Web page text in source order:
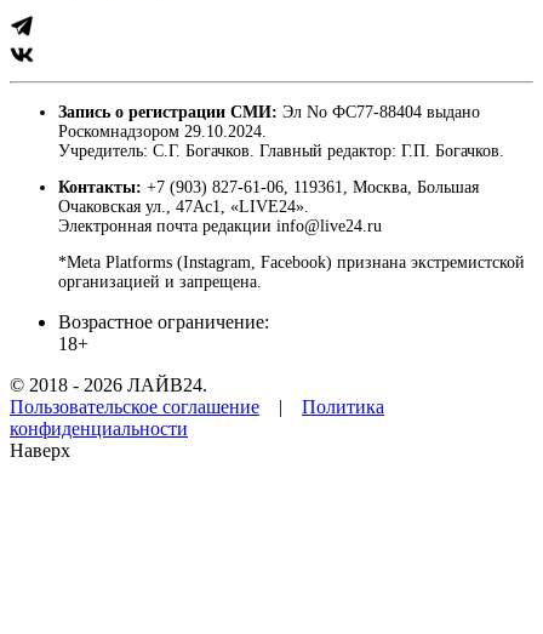
Запись о регистрации СМИ: Эл No ФС77-88404 выдано
Роскомнадзором 29.10.2024.
Учредитель: С.Г. Богачков. Главный редактор: Г.П. Богачков.
Контакты: +7 (903) 827-61-06, 119361, Москва, Большая
Очаковская ул., 47Ас1, «LIVE24».
Электронная почта редакции info@live24.ru
*Meta Platforms (Instagram, Facebook) признана экстремистской
организацией и запрещена.
Возрастное ограничение:
18+
© 2018 - 2026 ЛАЙВ24.
Пользовательское соглашение | Политика
конфиденциальности
Наверх